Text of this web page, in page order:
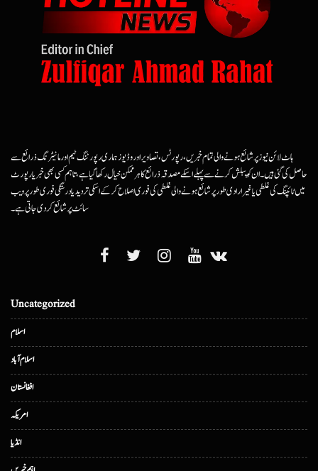
ہاٹ لائن نیوز پر شائع ہونے والی تمام خبریں، رپورٹس، تصاویر اور وڈیوز ہماری رپورٹنگ ٹیم اور مانیٹرنگ ذرائع سے
حاصل کی گئی ہیں۔ ان کو پبلش کرنے سے پہلے اسکے مصدقہ ذرائع کا ہرممکن خیال رکھا گیا ہے، تاہم کسی بھی خبر یا رپورٹ
میں ٹائپنگ کی غلطی یا غیرارادی طور پر شائع ہونے والی غلطی کی فوری اصلاح کرکے اسکی تردید یا درستگی فوری طور پر ویب
سائٹ پر شائع کردی جاتی ہے۔
Uncategorized
اسلام
اسلام آباد
افغانستان
امریکہ
انڈیا